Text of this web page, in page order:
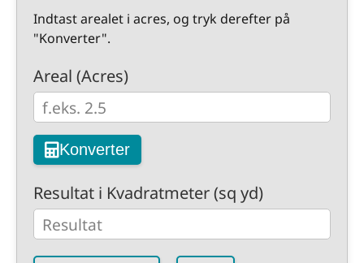
Indtast arealet i acres, og tryk derefter på
"Konverter".
Areal (Acres)
Konverter
Resultat i Kvadratmeter (sq yd)